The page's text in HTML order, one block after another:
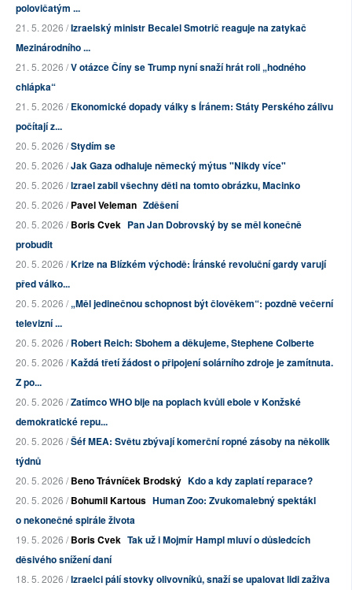
polovičatým ...
21. 5. 2026 /Izraelský ministr Becalel Smotrič reaguje na zatykač
Mezinárodního ...
21. 5. 2026 /V otázce Číny se Trump nyní snaží hrát roli „hodného
chlápka“
21. 5. 2026 /Ekonomické dopady války s Íránem: Státy Perského zálivu
počítají z...
20. 5. 2026 /Stydím se
20. 5. 2026 /Jak Gaza odhaluje německý mýtus "Nikdy více"
20. 5. 2026 /Izrael zabil všechny děti na tomto obrázku, Macinko
20. 5. 2026 /Pavel Veleman Zděšení
20. 5. 2026 /Boris Cvek Pan Jan Dobrovský by se měl konečně
probudit
20. 5. 2026 /Krize na Blízkém východě: Íránské revoluční gardy varují
před válko...
20. 5. 2026 /„Měl jedinečnou schopnost být člověkem“: pozdně večerní
televizní ...
20. 5. 2026 /Robert Reich: Sbohem a děkujeme, Stephene Colberte
20. 5. 2026 /Každá třetí žádost o připojení solárního zdroje je zamítnuta.
Z po...
20. 5. 2026 /Zatímco WHO bije na poplach kvůli ebole v Konžské
demokratické repu...
20. 5. 2026 /Šéf MEA: Světu zbývají komerční ropné zásoby na několik
týdnů
20. 5. 2026 /Beno Trávníček Brodský Kdo a kdy zaplatí reparace?
20. 5. 2026 /Bohumil Kartous Human Zoo: Zvukomalebný spektákl
o nekonečné spirále života
19. 5. 2026 /Boris Cvek Tak už i Mojmír Hampl mluví o důsledcích
děsivého snížení daní
18. 5. 2026 /Izraelci pálí stovky olivovníků, snaží se upalovat lidi zaživa